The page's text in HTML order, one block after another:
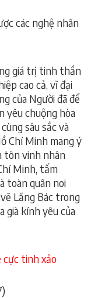
các nghệ nhân
giá trị tinh thần
cao cả, vĩ đại
của Người đã để
yêu chuộng hòa
sâu sắc và
Chí Minh mang ý
tôn vinh nhân
Minh, tấm
toàn quân noi
vẽ Lăng Bác trong
già kính yêu của
cực tinh xảo